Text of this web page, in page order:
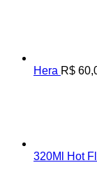
Hera R$
320Ml Hot